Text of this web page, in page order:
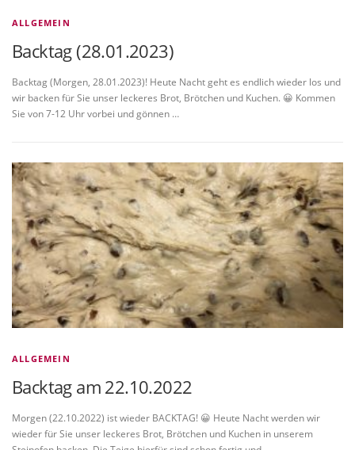
ALLGEMEIN
Backtag (28.01.2023)
Backtag (Morgen, 28.01.2023)! Heute Nacht geht es endlich wieder los und
wir backen für Sie unser leckeres Brot, Brötchen und Kuchen. 😀 Kommen
Sie von 7-12 Uhr vorbei und gönnen …
ALLGEMEIN
Backtag am 22.10.2022
Morgen (22.10.2022) ist wieder BACKTAG! 😀 Heute Nacht werden wir
wieder für Sie unser leckeres Brot, Brötchen und Kuchen in unserem